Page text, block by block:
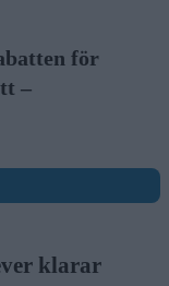
för
–
klarar